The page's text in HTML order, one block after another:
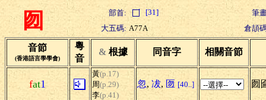
囫 部首: [31]
筆
大五碼: A77A 倉頡
音節
(香港語言學學會)
粵
音
& 根據 同音字 相關音節
fat1
黃(p.17)
周(p.29)
李(p.41)
忽, 冹, 匢 [40..] 囫